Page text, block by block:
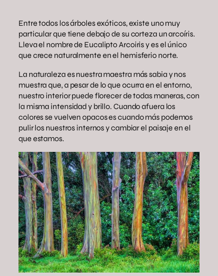
Entre todos los árboles exóticos, existe uno muy
particular que tiene debajo de su corteza un arcoíris.
Lleva el nombre de Eucalipto Arcoiris y es el único
que crece naturalmente en el hemisferio norte.
La naturaleza es nuestra maestra más sabia y nos
muestra que, a pesar de lo que ocurra en el entorno,
nuestro interior puede florecer de todas maneras, con
la misma intensidad y brillo. Cuando afuera los
colores se vuelven opacos es cuando más podemos
pulir los nuestros internos y cambiar el paisaje en el
que estamos.